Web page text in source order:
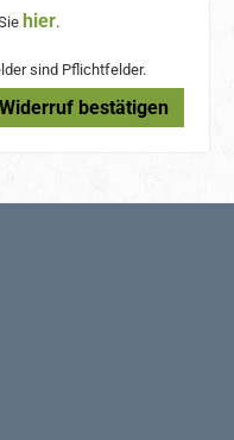
hier.
sind Pflichtfelder.
Widerruf bestätigen